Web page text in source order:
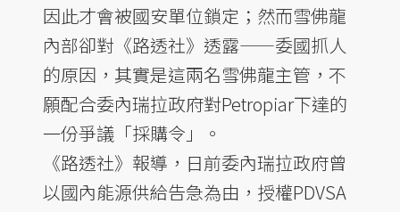
因此才會被國安單位鎖定；然而雪佛龍
內部卻對《路透社》透露——委國抓人
的原因，其實是這兩名雪佛龍主管，不
願配合委內瑞拉政府對Petropiar下達的
一份爭議「採購令」。
《路透社》報導，日前委內瑞拉政府曾
以國內能源供給告急為由，授權PDVSA